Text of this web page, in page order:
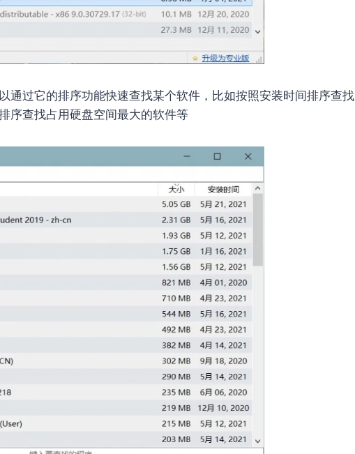
通过它的排序功能快速查找某个软件，比如按照安装时间排序查找
序查找占用硬盘空间最大的软件等